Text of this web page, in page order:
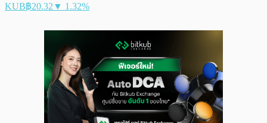
KUB฿20.32 ▼ 1.32%